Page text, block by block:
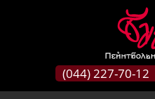
(044) 227-70-12